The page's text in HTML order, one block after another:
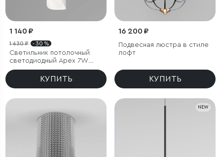
1 140 ₽
1 630 ₽ - 30 %
Светильник потолочный
светодиодный Apex 7W
4000K белый
КУПИТЬ
16 200 ₽
Подвесная люстра в стиле
лофт
КУПИТЬ
NEW